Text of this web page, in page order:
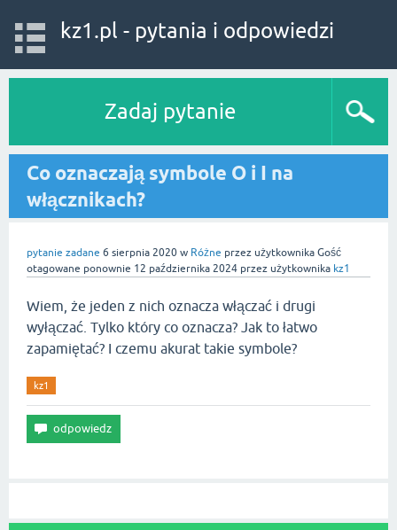
kz1.pl - pytania i odpowiedzi
Zadaj pytanie
Co oznaczają symbole O i I na
włącznikach?
pytanie zadane 6 sierpnia 2020 w Różne przez użytkownika Gość
otagowane ponownie 12 października 2024 przez użytkownika kz1
Wiem, że jeden z nich oznacza włączać i drugi
wyłączać. Tylko który co oznacza? Jak to łatwo
zapamiętać? I czemu akurat takie symbole?
kz1